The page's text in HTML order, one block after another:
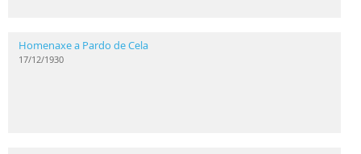
Homenaxe a Pardo de Cela
17/12/1930